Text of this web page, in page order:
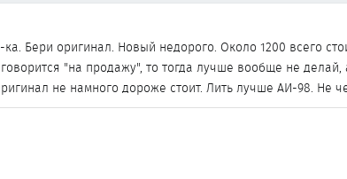
Бери оригинал. Новый недорого. Около 1200 всего
"на продажу", то тогда лучше вообще не
не намного дороже стоит. Лить лучше АИ-98. Не